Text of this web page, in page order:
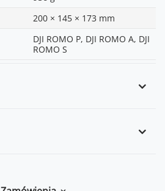
200 × 145 × 173 mm
DJI ROMO P, DJI ROMO A, DJI
ROMO S